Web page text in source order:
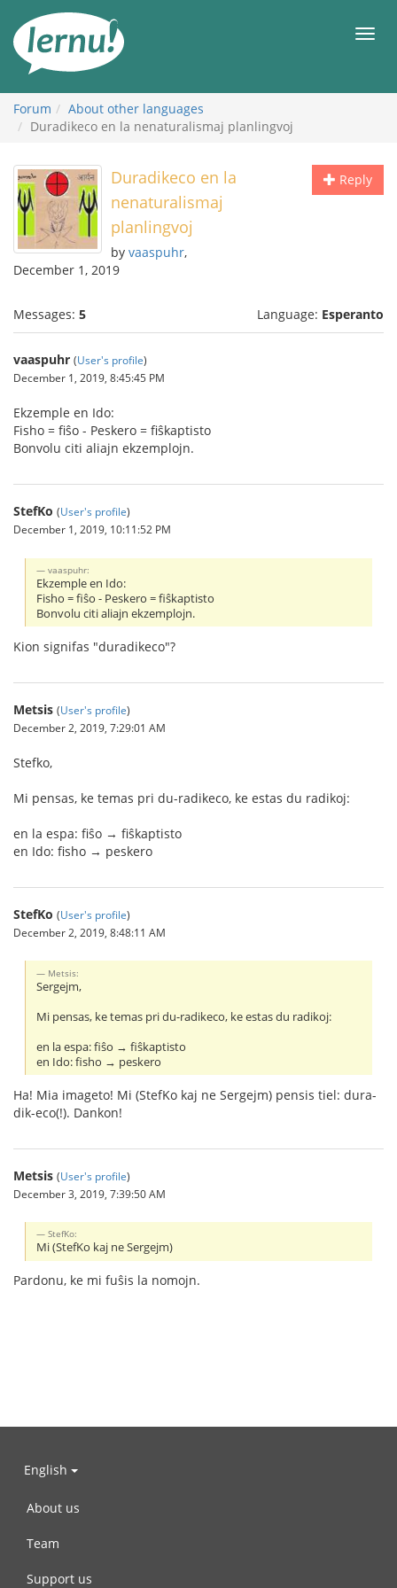
the
content
Forum
About other languages
Duradikeco en la nenaturalismaj planlingvoj
Reply
Duradikeco en la
nenaturalismaj
planlingvoj
by vaaspuhr,
December 1, 2019
Messages: 5 Language: Esperanto
vaaspuhr (User's profile)
December 1, 2019, 8:45:45 PM
Ekzemple en Ido:
Fisho = fiŝo - Peskero = fiŝkaptisto
Bonvolu citi aliajn ekzemplojn.
StefKo (User's profile)
December 1, 2019, 10:11:52 PM
vaaspuhr:
Ekzemple en Ido:
Fisho = fiŝo - Peskero = fiŝkaptisto
Bonvolu citi aliajn ekzemplojn.
Kion signifas "duradikeco"?
Metsis (User's profile)
December 2, 2019, 7:29:01 AM
Stefko,
Mi pensas, ke temas pri du-radikeco, ke estas du radikoj:
en la espa: fiŝo → fiŝkaptisto
en Ido: fisho → peskero
StefKo (User's profile)
December 2, 2019, 8:48:11 AM
Metsis:
Sergejm,
Mi pensas, ke temas pri du-radikeco, ke estas du radikoj:
en la espa: fiŝo → fiŝkaptisto
en Ido: fisho → peskero
Ha! Mia imageto! Mi (StefKo kaj ne Sergejm) pensis tiel: dura-
dik-eco(!). Dankon!
Metsis (User's profile)
December 3, 2019, 7:39:50 AM
StefKo:
Mi (StefKo kaj ne Sergejm)
Pardonu, ke mi fuŝis la nomojn.
English
About us
Team
Support us